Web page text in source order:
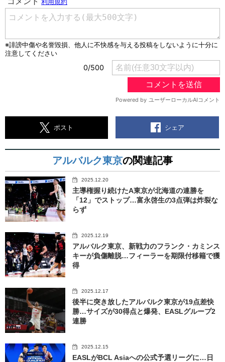
ポスト シェア
アルバルク東京の関連記事
2025.12.20
主導権握り続けたA東京が北海道の連勝を
「12」でストップ…富永啓生の3点弾は炸裂な
らず
2025.12.19
アルバルク東京、新戦力のフランク・カミンス
キーが負傷離脱…フィーラーを期限付移籍で獲
得
2025.12.17
後半に突き放したアルバルク東京が19点差快
勝…サイズが30得点と爆発、EASLグループ2
連勝
2025.12.15
EASLがBCL Asiaへの公式予選リーグに…日